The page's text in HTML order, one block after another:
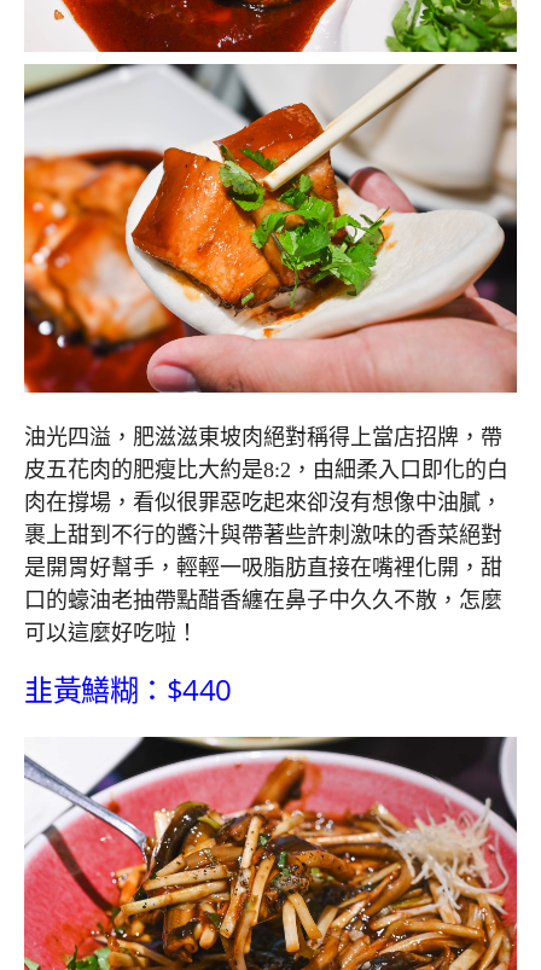
油光四溢，肥滋滋東坡肉絕對稱得上當店招牌，帶
皮五花肉的肥瘦比大約是8:2，由細柔入口即化的白
肉在撐場，看似很罪惡吃起來卻沒有想像中油膩，
裹上甜到不行的醬汁與帶著些許刺激味的香菜絕對
是開胃好幫手，輕輕一吸脂肪直接在嘴裡化開，甜
口的蠔油老抽帶點醋香纏在鼻子中久久不散，怎麼
可以這麼好吃啦！
韭黃鱔糊：$440